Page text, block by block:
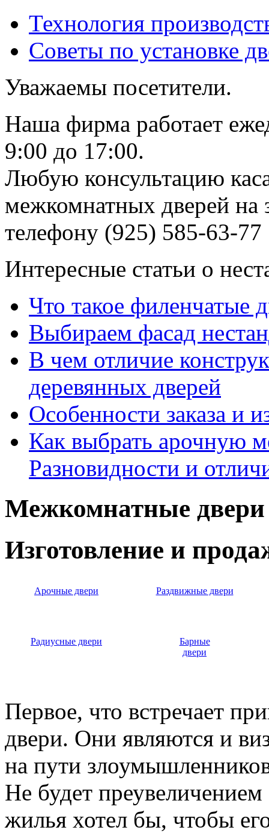
Технология
Советы по установке
Уважаемы посетители.
Наша фирма работает
9:00 до 17:00.
Любую консультацию
межкомнатных дверей на
телефону (925) 585-63-77
Интересные статьи о
Что такое филенчатые
Выбираем фасад
В чем отличие
деревянных дверей
Особенности заказа и
Как выбрать арочную
Разновидности и
Межкомнатные двери
Изготовление и
Арочные двери Раздвижные двери
Радиусные двери
Барные
двери
Первое, что встречает
двери. Они являются и
на пути
Не будет
жилья хотел бы, чтобы